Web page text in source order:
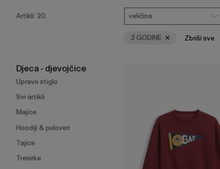
tipku
širenje
izbornika.
Artikli: 20
Veličina
veličina
3 GODINE Zbriši sve
Djeca - djevojčice
Upravo stiglo
Svi artikli
Majice
Hoodiji & puloveri
Tajice
Trenirke